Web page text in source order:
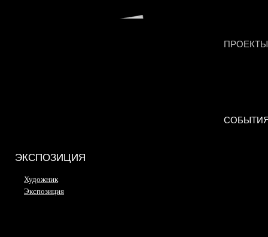
ПРОЕКТЫ
ЭКСПОЗИЦИЯ
Художник
Экспозиция